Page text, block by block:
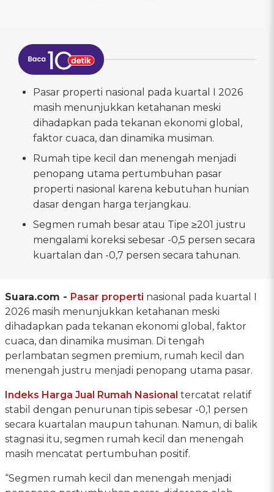
Pasar properti nasional pada kuartal I 2026
masih menunjukkan ketahanan meski
dihadapkan pada tekanan ekonomi global,
faktor cuaca, dan dinamika musiman.
Rumah tipe kecil dan menengah menjadi
penopang utama pertumbuhan pasar
properti nasional karena kebutuhan hunian
dasar dengan harga terjangkau.
Segmen rumah besar atau Tipe ≥201 justru
mengalami koreksi sebesar -0,5 persen secara
kuartalan dan -0,7 persen secara tahunan.
Suara.com - Pasar properti nasional pada kuartal I
2026 masih menunjukkan ketahanan meski
dihadapkan pada tekanan ekonomi global, faktor
cuaca, dan dinamika musiman. Di tengah
perlambatan segmen premium, rumah kecil dan
menengah justru menjadi penopang utama pasar.
Indeks Harga Jual Rumah Nasional tercatat relatif
stabil dengan penurunan tipis sebesar -0,1 persen
secara kuartalan maupun tahunan. Namun, di balik
stagnasi itu, segmen rumah kecil dan menengah
masih mencatat pertumbuhan positif.
“Segmen rumah kecil dan menengah menjadi